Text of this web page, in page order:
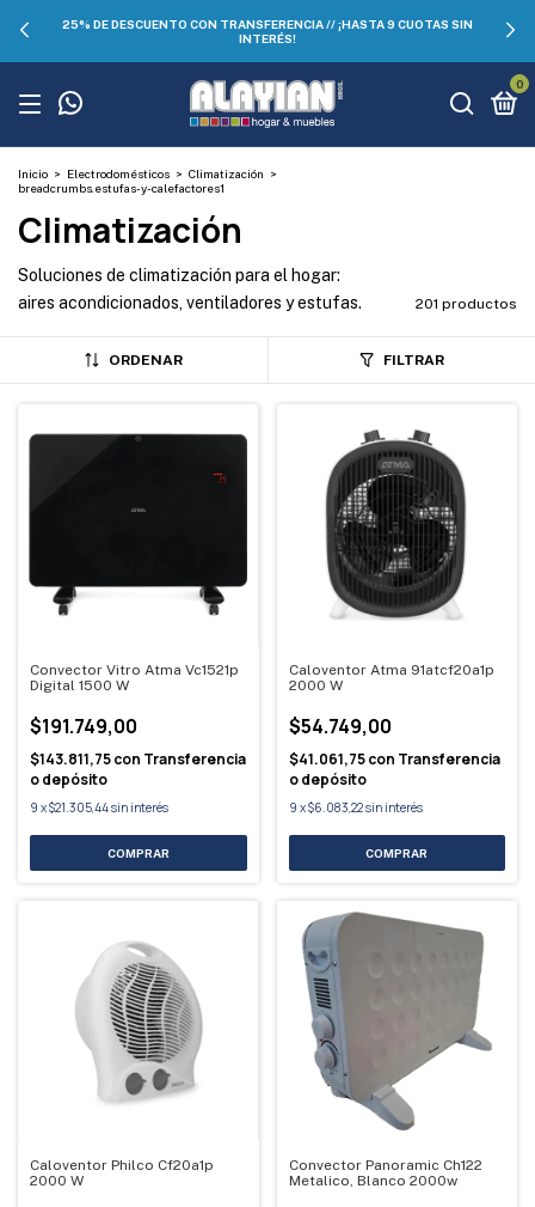
25% DE DESCUENTO CON TRANSFERENCIA // ¡HASTA 9 CUOTAS SIN
INTERÉS!
0
Inicio > Electrodomésticos > Climatización >
breadcrumbs.estufas-y-calefactores1
Climatización
Soluciones de climatización para el hogar:
aires acondicionados, ventiladores y estufas.
201 productos
ORDENAR FILTRAR
Convector Vitro Atma Vc1521p
Digital 1500 W
$191.749,00
$143.811,75con Transferencia
o depósito
9 x$21.305,44sin interés
Caloventor Atma 91atcf20a1p
2000 W
$54.749,00
$41.061,75con Transferencia
o depósito
9 x$6.083,22sin interés
Caloventor Philco Cf20a1p
2000 W
Convector Panoramic Ch122
Metalico, Blanco 2000w